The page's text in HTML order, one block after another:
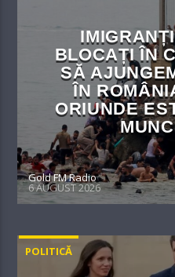
BLOCAȚI ÎN
SĂ
ÎN
ORIUNDE
Gold FM Radio
6 AUGUST 2026
POLITICĂ